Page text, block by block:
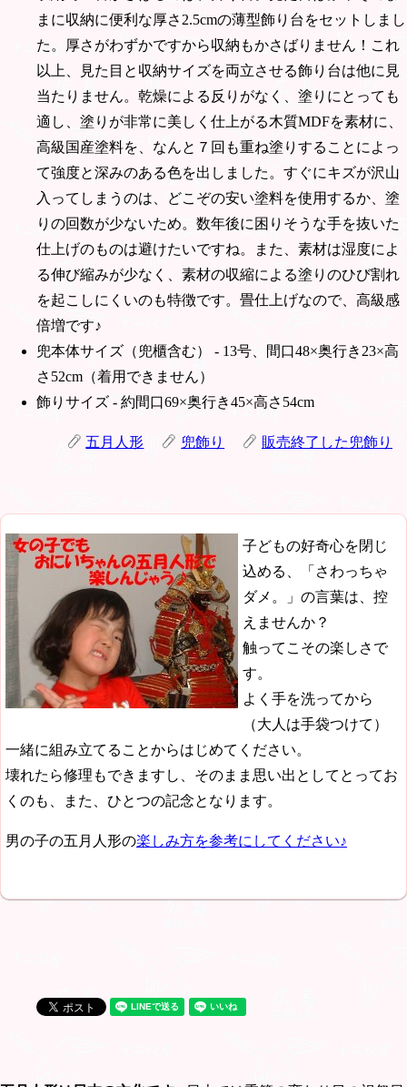
まに収納に便利な厚さ2.5cmの薄型飾り台をセットしまし
た。厚さがわずかですから収納もかさばりません！これ
以上、見た目と収納サイズを両立させる飾り台は他に見
当たりません。乾燥による反りがなく、塗りにとっても
適し、塗りが非常に美しく仕上がる木質MDFを素材に、
高級国産塗料を、なんと７回も重ね塗りすることによっ
て強度と深みのある色を出しました。すぐにキズが沢山
入ってしまうのは、どこぞの安い塗料を使用するか、塗
りの回数が少ないため。数年後に困りそうな手を抜いた
仕上げのものは避けたいですね。また、素材は湿度によ
る伸び縮みが少なく、素材の収縮による塗りのひび割れ
を起こしにくいのも特徴です。畳仕上げなので、高級感
倍増です♪
兜本体サイズ（兜櫃含む） - 13号、間口48×奥行き23×高
さ52cm（着用できません）
飾りサイズ - 約間口69×奥行き45×高さ54cm
五月人形 兜飾り 販売終了した兜飾り
子どもの好奇心を閉じ
込める、「さわっちゃ
ダメ。」の言葉は、控
えませんか？
触ってこその楽しさで
す。
よく手を洗ってから
（大人は手袋つけて）
一緒に組み立てることからはじめてください。
壊れたら修理もできますし、そのまま思い出としてとってお
くのも、また、ひとつの記念となります。
男の子の五月人形の楽しみ方を参考にしてください♪